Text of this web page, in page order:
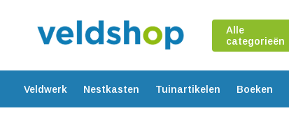
Alle
categorieën
Veldwerk Nestkasten Tuinartikelen Boeken